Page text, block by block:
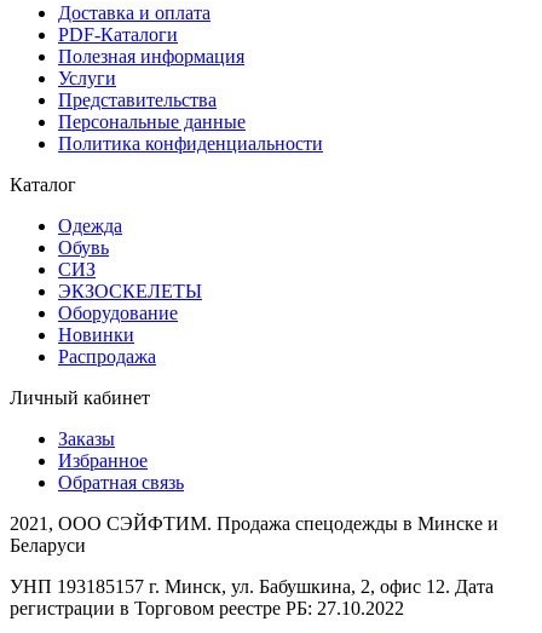
Доставка и оплата
PDF-Каталоги
Полезная информация
Услуги
Представительства
Персональные данные
Политика конфиденциальности
Каталог
Одежда
Обувь
СИЗ
ЭКЗОСКЕЛЕТЫ
Оборудование
Новинки
Распродажа
Личный кабинет
Заказы
Избранное
Обратная связь
2021, ООО СЭЙФТИМ. Продажа спецодежды в Минске и
Беларуси
УНП 193185157 г. Минск, ул. Бабушкина, 2, офис 12. Дата
регистрации в Торговом реестре РБ: 27.10.2022